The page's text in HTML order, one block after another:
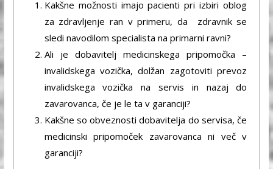
Kakšne možnosti imajo pacienti pri izbiri oblog
za zdravljenje ran v primeru, da zdravnik se
sledi navodilom specialista na primarni ravni?
Ali je dobavitelj medicinskega pripomočka –
invalidskega vozička, dolžan zagotoviti prevoz
invalidskega vozička na servis in nazaj do
zavarovanca, če je le ta v garanciji?
Kakšne so obveznosti dobavitelja do servisa, če
medicinski pripomoček zavarovanca ni več v
garanciji?